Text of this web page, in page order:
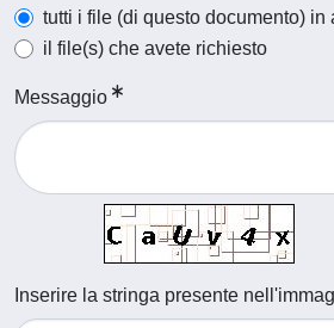
tutti i file (di questo documento) in
il file(s) che avete richiesto
Messaggio
Inserire la stringa presente